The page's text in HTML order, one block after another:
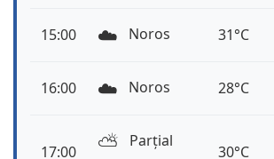
15:00 ☁️ Noros 31°C
16:00 ☁️ Noros 28°C
17:00 ⛅️
Parțial
30°C